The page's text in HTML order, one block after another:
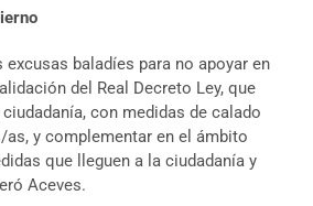
excusas baladíes para no apoyar en
del Real Decreto Ley, que
con medidas de calado
y complementar en el ámbito
que lleguen a la ciudadanía y
Aceves.